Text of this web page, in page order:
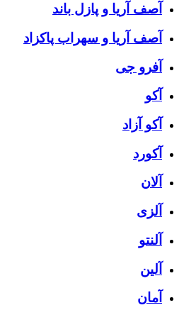
آصف آریا و پازل باند
آصف آریا و سهراب پاکزاد
آفرو جی
آکو
آکو آزاد
آکورد
آلان
آلزی
آلنتو
آلین
آمان